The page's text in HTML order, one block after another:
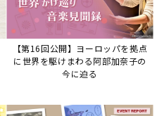
【第16回公開】ヨーロッパを拠点
に世界を駆けまわる阿部加奈子の
今に迫る